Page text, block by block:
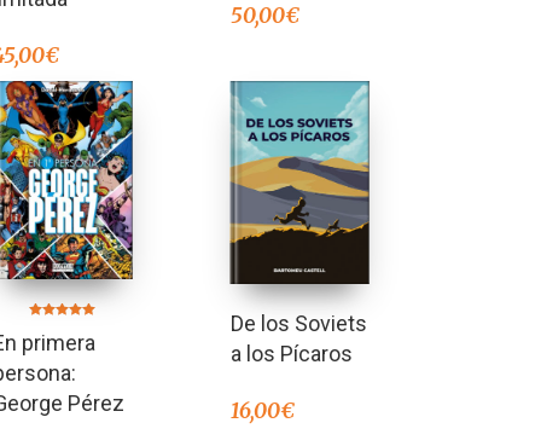
€
50,00€
5.00
de 5
primera
Pérez
De los Soviets
a los Pícaros
16,00€